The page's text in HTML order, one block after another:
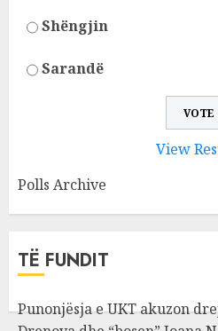
Shëngjin
Sarandë
View
Polls Archive
TË FUNDIT
Punonjësja e UKT akuzon